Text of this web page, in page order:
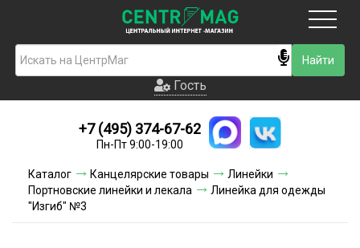
Гость
Новинки
Условия доставки
Гость
+7 (495) 374-67-62
Пн-Пт 9:00-19:00
Каталог Канцелярские товары
Линейки
Портновские линейки и лекала
Линейка для одежды
"Изгиб" №3